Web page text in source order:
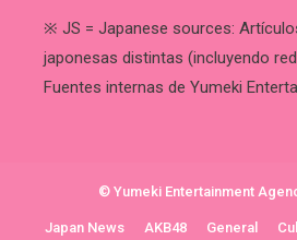
※ JS = Japanese sources:
japonesas distintas (incluyendo
Fuentes internas de Yumeki
© Yumeki Entertainment
Japan News AKB48 General